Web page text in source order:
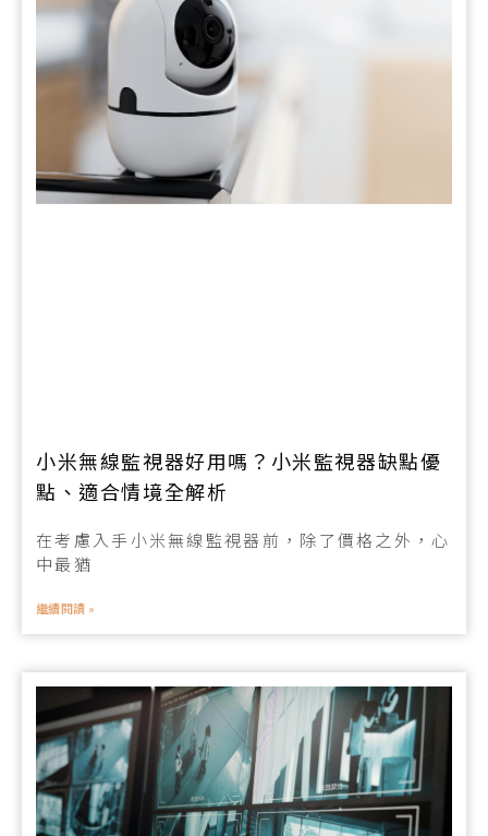
小米無線監視器好用嗎？小米監視器缺點優
點、適合情境全解析
在考慮入手小米無線監視器前，除了價格之外，心
中最猶
繼續閱讀 »